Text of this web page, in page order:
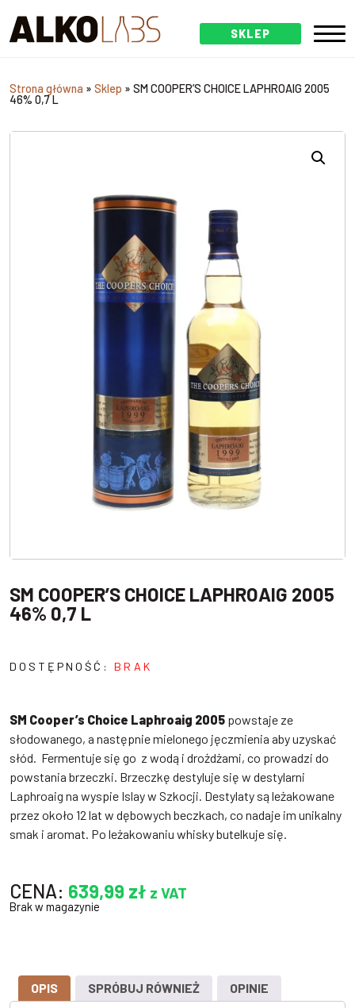
SKLEP
Strona główna » Sklep » SM COOPER’S CHOICE LAPHROAIG 2005
46% 0,7 L
SM COOPER’S CHOICE LAPHROAIG 2005
46% 0,7 L
DOSTĘPNOŚĆ: BRAK
SM Cooper’s Choice Laphroaig 2005 powstaje ze
słodowanego, a następnie mielonego jęczmienia aby uzyskać
słód. Fermentuje się go z wodą i drożdżami, co prowadzi do
powstania brzeczki. Brzeczkę destyluje się w destylarni
Laphroaig na wyspie Islay w Szkocji. Destylaty są leżakowane
przez około 12 lat w dębowych beczkach, co nadaje im unikalny
smak i aromat. Po leżakowaniu whisky butelkuje się.
CENA: 639,99 zł z VAT
Brak w magazynie
OPIS SPRÓBUJ RÓWNIEŻ OPINIE